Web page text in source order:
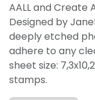
AALL and Create
Designed by
deeply etched
adhere to any
sheet size:
stamps.